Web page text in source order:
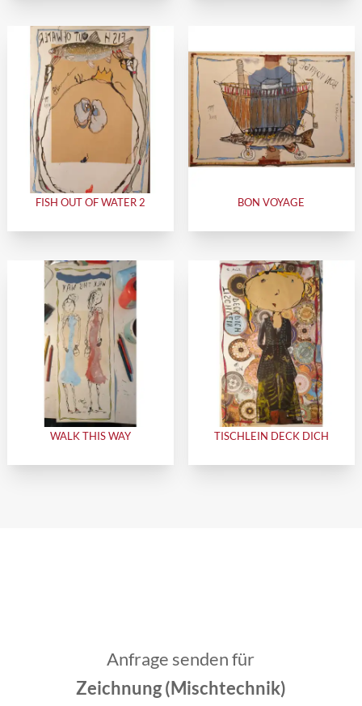
FISH OUT OF WATER 2 BON VOYAGE
WALK THIS WAY TISCHLEIN DECK DICH
Anfrage senden für
Zeichnung (Mischtechnik)